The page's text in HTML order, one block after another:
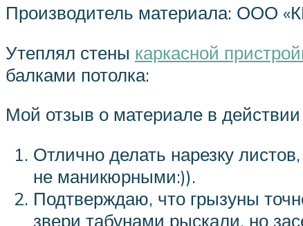
Производитель материала: ООО
Утеплял стены каркасной
балками потолка:
Мой отзыв о материале в
Отлично делать нарезку
не маникюрными:)).
Подтверждаю, что грызуны
звери табунами рыскали, но